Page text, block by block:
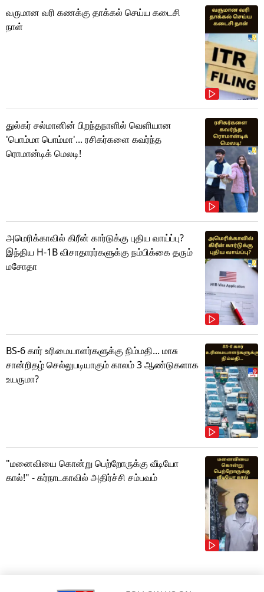
வருமான வரி கணக்கு தாக்கல் செய்ய கடைசி
நாள்
துல்கர் சல்மானின் பிறந்தநாளில் வெளியான
'பொம்மா பொம்மா'... ரசிகர்களை கவர்ந்த
ரொமான்டிக் மெலடி!
அமெரிக்காவில் கிரீன் கார்டுக்கு புதிய வாய்ப்பு?
இந்திய H-1B விசாதாரர்களுக்கு நம்பிக்கை தரும்
மசோதா
BS-6 கார் உரிமையாளர்களுக்கு நிம்மதி... மாசு
சான்றிதழ் செல்லுபடியாகும் காலம் 3 ஆண்டுகளாக
உயருமா?
"மனைவியை கொன்று பெற்றோருக்கு வீடியோ
கால்!" - கர்நாடகாவில் அதிர்ச்சி சம்பவம்